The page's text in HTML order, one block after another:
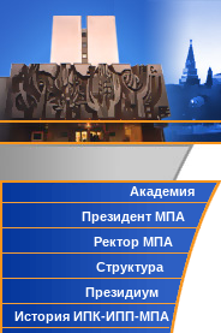
Академия
Президент МПА
Ректор МПА
Структура
Президиум
История ИПК-ИПП-МПА